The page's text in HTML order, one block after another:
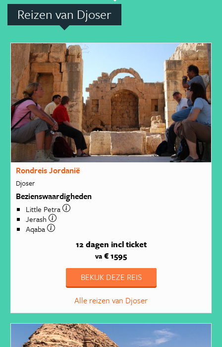
Reizen van Djoser
Rondreis Jordanië
Djoser
Bezienswaardigheden
Little Petra
Jerash
Aqaba
12 dagen incl ticket
va € 1595
BEKIJK DEZE REIS
Alle reizen van Djoser